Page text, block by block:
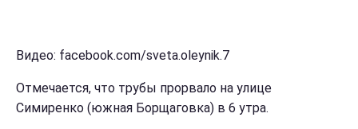
Видео: facebook.com/sveta.oleynik.7
Отмечается, что трубы прорвало на улице
Симиренко (южная Борщаговка) в 6 утра.